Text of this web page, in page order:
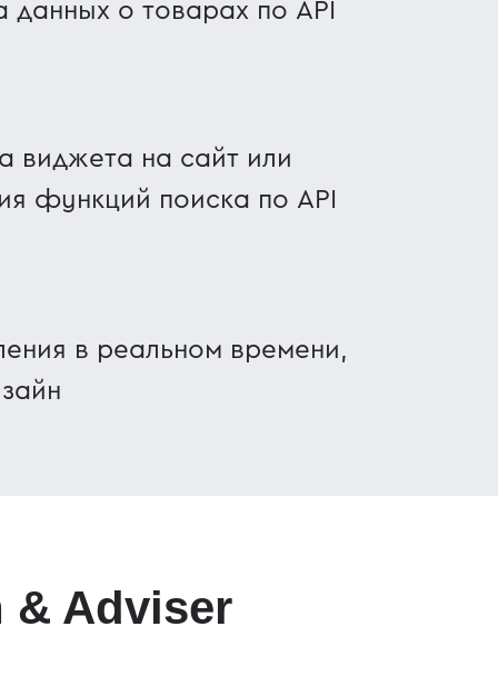
данных о товарах по API
виджета на сайт или
функций поиска по API
в реальном времени,
& Adviser